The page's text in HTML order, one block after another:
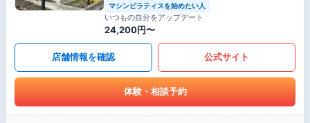
マシンピラティスを始めたい人
いつもの自分をアップデート
24,200円〜
店舗情報を確認 公式サイト
体験・相談予約